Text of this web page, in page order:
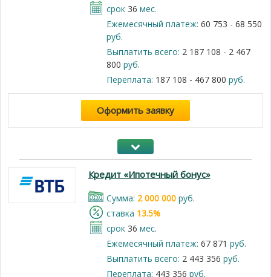
срок 36 мес.
Ежемесячный платеж: 60 753 - 68 550
руб.
Выплатить всего: 2 187 108 - 2 467
800 руб.
Переплата: 187 108 - 467 800 руб.
Оформить заявку
Кредит «Ипотечный бонус»
Cумма: 2 000 000руб.
cтавка 13.5%
срок 36 мес.
Ежемесячный платеж: 67 871 руб.
Выплатить всего: 2 443 356 руб.
Переплата: 443 356 руб.